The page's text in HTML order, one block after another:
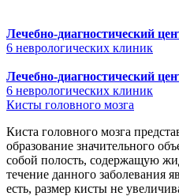
Лечебно-диагностический
6 неврологических клиник
Лечебно-диагностический
6 неврологических клиник
Кисты головного мозга
Киста головного мозга
образование значительного
собой полость, содержащую
течение данного заболевания
есть, размер кисты не